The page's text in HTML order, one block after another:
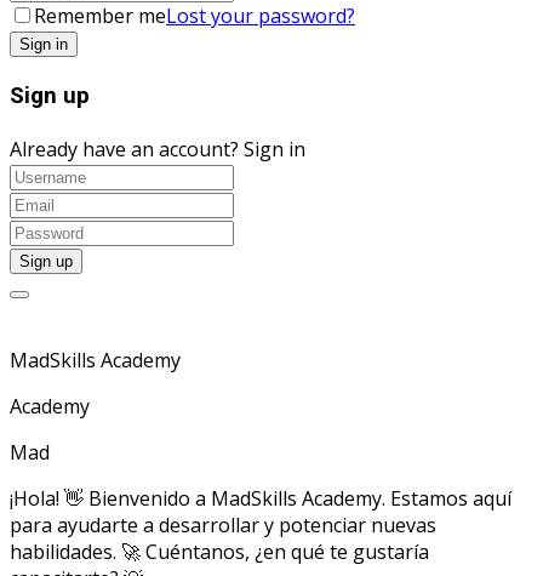
Remember meLost your password?
Sign up
Already have an account? Sign in
MadSkills Academy
Academy
Mad
¡Hola! 👋 Bienvenido a MadSkills Academy. Estamos aquí
para ayudarte a desarrollar y potenciar nuevas
habilidades. 🚀 Cuéntanos, ¿en qué te gustaría